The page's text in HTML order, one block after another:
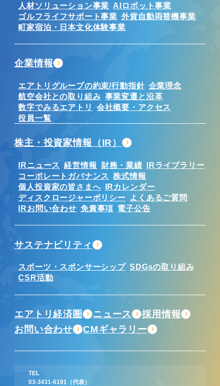
TEL
03-3431-6191
（代表）
人材ソリューション事業 AIロボット事業
ゴルフライフサポート事業 外貨自動両替機事業
町家宿泊・日本文化体験事業
企業情報
エアトリグループの約束/行動指針 企業理念
航空会社との取り組み 事業変遷と沿革
数字でみるエアトリ
会社概要・アクセス
役員一覧
株主・投資家情報（IR）
IRニュース 経営情報 財務・業績 IRライブラリー
コーポレートガバナンス 株式情報
個人投資家の皆さまへ IRカレンダー
ディスクロージャーポリシー
よくあるご質問
IRお問い合わせ 免責事項 電子公告
サステナビリティ
スポーツ・スポンサーシップ SDGsの取り組み
CSR活動
エアトリ経済圏 ニュース
採用情報
お問い合わせ
CMギャラリー